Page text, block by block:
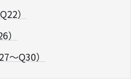
）
〜Q30）